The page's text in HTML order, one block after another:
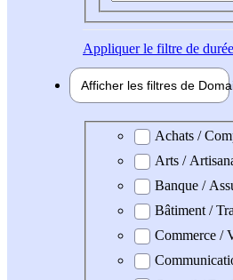
Appliquerle filtre de
Afficher les filtres de
Domaine professionel
Achats /
Arts /
Banque /
Bâtiment /
Commerce /